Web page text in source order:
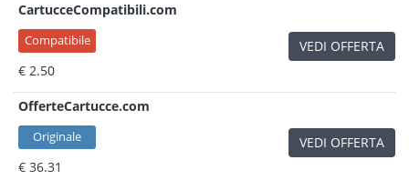
CartucceCompatibili.com
Compatibile
€ 2.50
VEDI OFFERTA
OfferteCartucce.com
Originale
€ 36.31
VEDI OFFERTA